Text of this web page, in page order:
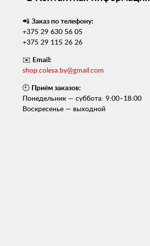
📲 Заказ по телефону:
+375 29 630 56 05
+375 29 115 26 26
✉️ Email:
shop.colesa.by@gmail.com
🕘 Приём заказов:
Понедельник — суббота: 9:00–18:00
Воскресенье — выходной